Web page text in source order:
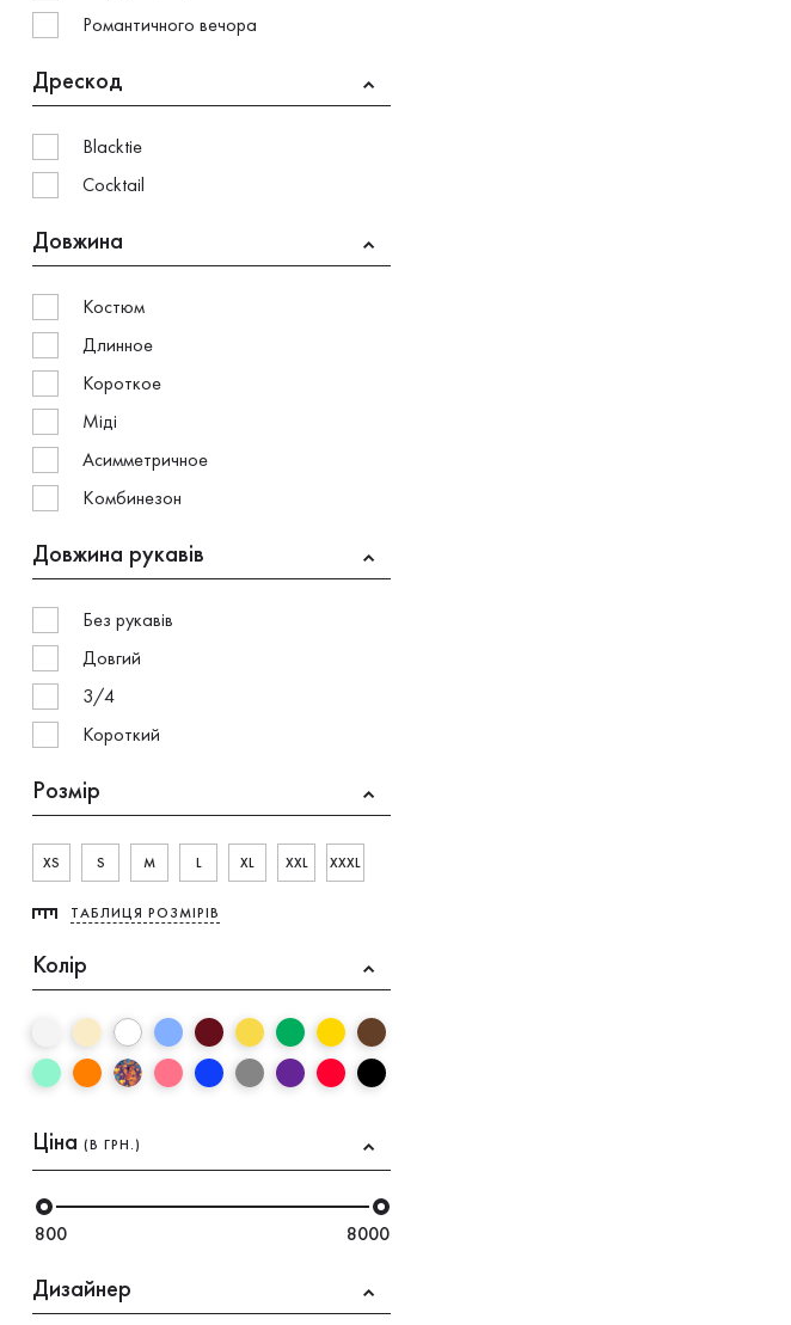
Романтичного вечора
Дрескод
Blacktie
Cocktail
Довжина
Костюм
Длинное
Короткое
Міді
Асимметричное
Kомбинезон
Довжина рукавів
Без рукавів
Довгий
3/4
Короткий
Розмiр
XS S M L XL XXL XXXL
ТАБЛИЦЯ РОЗМІРІВ
Колір
Ціна (В ГРН.)
800 8000
Дизайнер